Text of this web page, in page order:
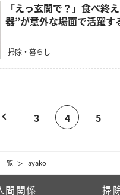
覧 ayako
「えっ玄関で？」食べ終
器”が意外な場面で活躍す
掃除・暮らし
3 4 5
間関係 掃